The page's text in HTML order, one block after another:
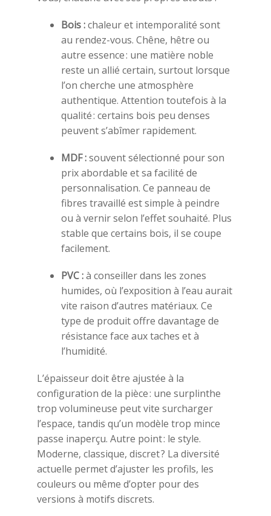
Bois :chaleur et intemporalité sont
au rendez-vous. Chêne, hêtre ou
autre essence : une matière noble
reste un allié certain, surtout lorsque
l’on cherche une atmosphère
authentique. Attention toutefois à la
qualité : certains bois peu denses
peuvent s’abîmer rapidement.
MDF :souvent sélectionné pour son
prix abordable et sa facilité de
personnalisation. Ce panneau de
fibres travaillé est simple à peindre
ou à vernir selon l’effet souhaité. Plus
stable que certains bois, il se coupe
facilement.
PVC :à conseiller dans les zones
humides, où l’exposition à l’eau aurait
vite raison d’autres matériaux. Ce
type de produit offre davantage de
résistance face aux taches et à
l’humidité.
L’épaisseur doit être ajustée à la
configuration de la pièce : une surplinthe
trop volumineuse peut vite surcharger
l’espace, tandis qu’un modèle trop mince
passe inaperçu. Autre point : le style.
Moderne, classique, discret ? La diversité
actuelle permet d’ajuster les profils, les
couleurs ou même d’opter pour des
versions à motifs discrets.